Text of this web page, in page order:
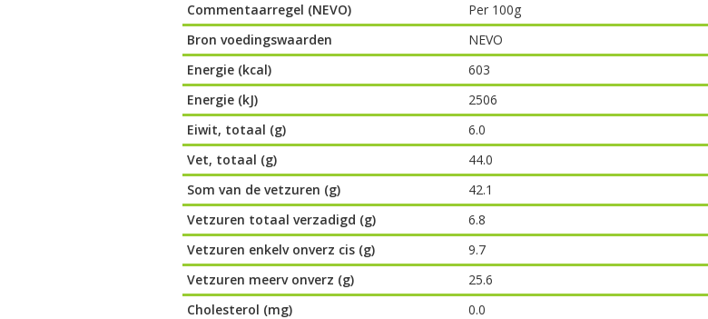
Commentaarregel (NEVO)
Per 100g
Bron voedingswaarden
NEVO
Energie (kcal)
603
Energie (kJ)
2506
Eiwit, totaal (g)
6.0
Vet, totaal (g)
44.0
Som van de vetzuren (g)
42.1
Vetzuren totaal verzadigd (g)
6.8
Vetzuren enkelv onverz cis (g)
9.7
Vetzuren meerv onverz (g)
25.6
Cholesterol (mg)
0.0